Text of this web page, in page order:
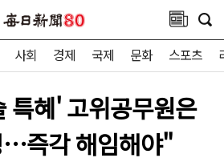
사회 경제 국제 문화 스포츠
특혜' 고위공무원은
즉각 해임해야"